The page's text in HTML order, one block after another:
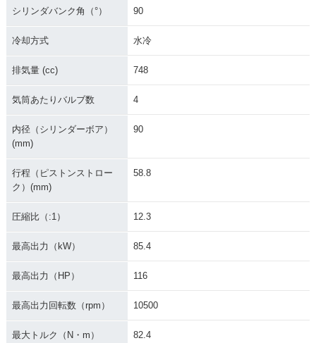
シリンダバンク角（°） 90
冷却方式 水冷
排気量 (cc) 748
気筒あたりバルブ数 4
内径（シリンダーボア）
(mm)
90
行程（ピストンストロー
ク）(mm)
58.8
圧縮比（:1） 12.3
最高出力（kW） 85.4
最高出力（HP） 116
最高出力回転数（rpm） 10500
最大トルク（N・m） 82.4